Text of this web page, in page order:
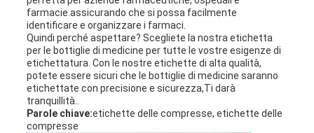
farmacie.assicurando che si possa facilmente
identificare e organizzare i farmaci.
Quindi perché aspettare? Scegliete la nostra etichetta
per le bottiglie di medicine per tutte le vostre esigenze di
etichettatura. Con le nostre etichette di alta qualità,
potete essere sicuri che le bottiglie di medicine saranno
etichettate con precisione e sicurezza,Ti darà
tranquillità..
Parole chiave:etichette delle compresse, etichette delle
compresse